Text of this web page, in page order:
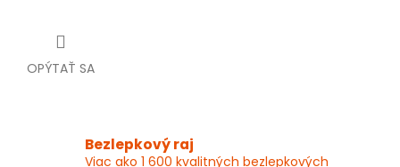
OPÝTAŤ SA
Bezlepkový raj
Viac ako 1 600 kvalitných bezlepkových